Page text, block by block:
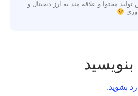
محتوا و علاقه مند به ارز دیجیتال و
بنویسید
بشوید.